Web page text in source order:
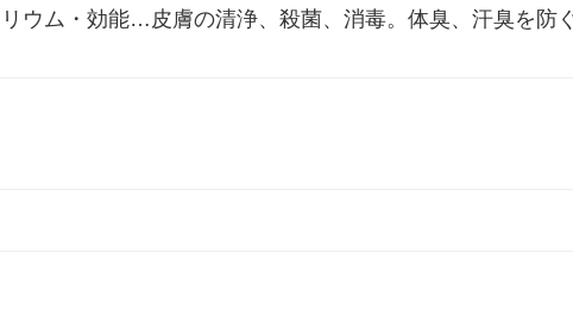
ウム・効能…皮膚の清浄、殺菌、消毒。体臭、汗臭を防